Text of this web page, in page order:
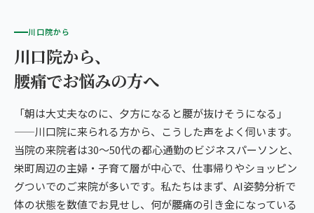
川口院から
川口院から、
腰痛でお悩みの方へ
「朝は大丈夫なのに、夕方になると腰が抜けそうになる」
——川口院に来られる方から、こうした声をよく伺います。
当院の来院者は30〜50代の都心通勤のビジネスパーソンと、
栄町周辺の主婦・子育て層が中心で、仕事帰りやショッピン
グついでのご来院が多いです。私たちはまず、AI姿勢分析で
体の状態を数値でお見せし、何が腰痛の引き金になっている